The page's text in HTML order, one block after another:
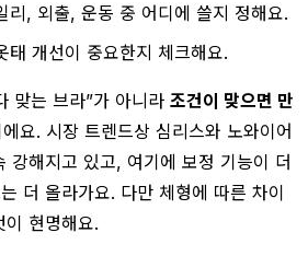
리, 외출, 운동 중 어디에 쓸지 정해요.
태 개선이 중요한지 체크해요.
맞는 브라”가 아니라 조건이 맞으면 만
에요. 시장 트렌드상 심리스와 노와이어
강해지고 있고, 여기에 보정 기능이 더
더 올라가요. 다만 체형에 따른 차이
현명해요.